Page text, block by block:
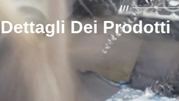
Dettagli Dei Prodotti